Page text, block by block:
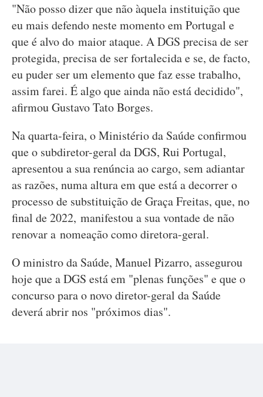
"Não posso dizer que não àquela instituição que
eu mais defendo neste momento em Portugal e
que é alvo do maior ataque. A DGS precisa de ser
protegida, precisa de ser fortalecida e se, de facto,
eu puder ser um elemento que faz esse trabalho,
assim farei. É algo que ainda não está decidido",
afirmou Gustavo Tato Borges.
Na quarta-feira, o Ministério da Saúde confirmou
que o subdiretor-geral da DGS, Rui Portugal,
apresentou a sua renúncia ao cargo, sem adiantar
as razões, numa altura em que está a decorrer o
processo de substituição de Graça Freitas, que, no
final de 2022, manifestou a sua vontade de não
renovar a nomeação como diretora-geral.
O ministro da Saúde, Manuel Pizarro, assegurou
hoje que a DGS está em "plenas funções" e que o
concurso para o novo diretor-geral da Saúde
deverá abrir nos "próximos dias".